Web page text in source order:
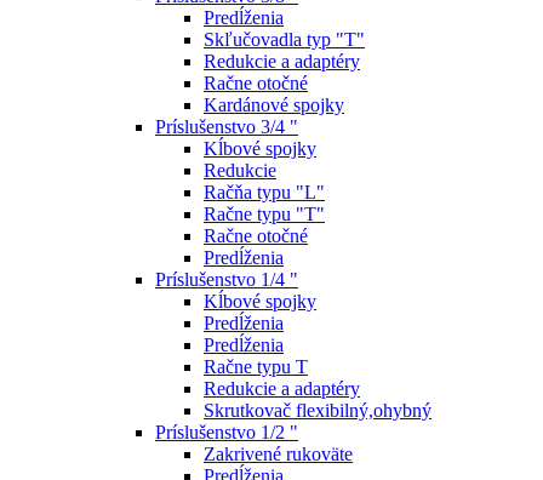
Predĺženia
Skľučovadla typ "T"
Redukcie a adaptéry
Račne otočné
Kardánové spojky
Príslušenstvo 3/4 "
Kĺbové spojky
Redukcie
Račňa typu "L"
Račne typu "T"
Račne otočné
Predĺženia
Príslušenstvo 1/4 "
Kĺbové spojky
Predĺženia
Predĺženia
Račne typu T
Redukcie a adaptéry
Skrutkovač flexibilný,ohybný
Príslušenstvo 1/2 "
Zakrivené rukoväte
Predĺženia